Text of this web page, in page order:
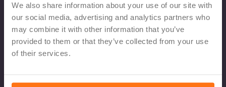
We also share information about your use of our site with
our social media, advertising and analytics partners who
may combine it with other information that you’ve
provided to them or that they’ve collected from your use
of their services.